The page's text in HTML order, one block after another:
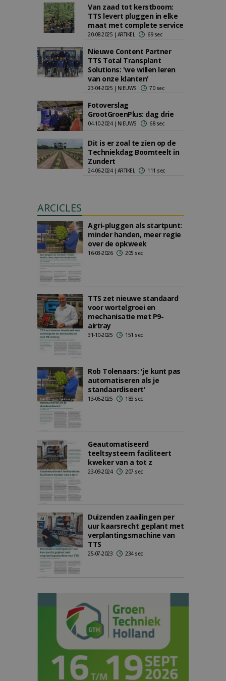
Van zaad tot kerstboom:
TTS levert pluggen in elke
maat met complete service
20-08-2025 | ARTIKEL 69 sec
Nieuwe Content Partner
TTS Total Transplant
Solutions: 'we willen leren
van onze klanten'
23-04-2025 | NIEUWS 70 sec
Fotoverslag
GrootGroenPlus: dag drie
04-10-2024 | NIEUWS 68 sec
Dit is er zoal te zien op de
Techniekdag Boomteelt in
Zundert
24-06-2024 | ARTIKEL 111 sec
ARCICLES
Agri-pluggen als startpunt:
minder handen, meer regie
over de opkweek
16-03-2026 205 sec
TTS zet nieuwe standaard
voor wortelgroei en
mechanisatie met P9-
airtray
31-10-2025 151 sec
Rob Tolenaars: 'je kunt pas
automatiseren als je
standaardiseert'
13-06-2025 183 sec
Geautomatiseerd
teeltsysteem faciliteert
kweker van a tot z
23-09-2024 207 sec
Duizenden zaailingen per
uur kaarsrecht geplant met
verplantingsmachine van
TTS
25-07-2023 234 sec